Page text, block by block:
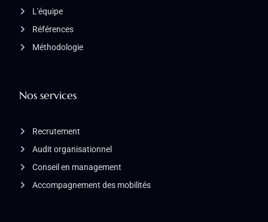
Nos services
Recrutement
Audit organisationnel
Conseil en management
Accompagnement des mobilités
L'équipe
Références
Méthodologie